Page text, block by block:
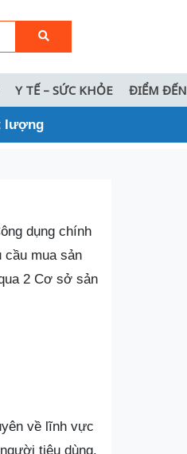
Y TẾ – SỨC KHỎE ĐIỂM ĐẾN
lượng
dụng chính
mua sản
2 Cơ sở sản
về lĩnh vực
tiêu dùng.